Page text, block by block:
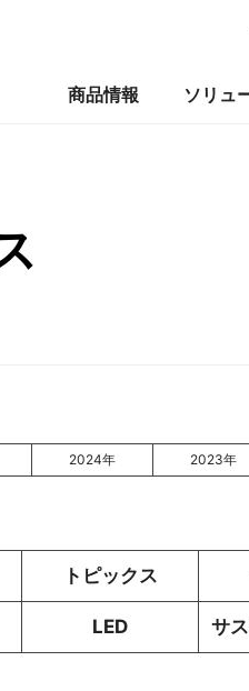
2024年 2023年
トピックス
LED サ
事務用品
商品情報 ソリュ
ティの考え方
器について